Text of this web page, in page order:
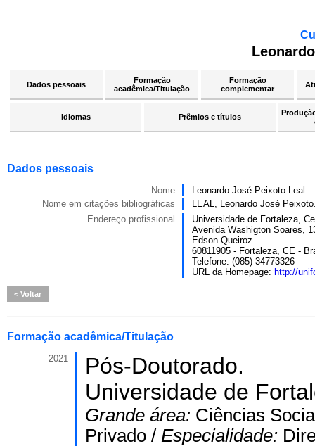
Dados pessoais
Formação
acadêmica/Titulação
Formação
complementar
Idiomas Prêmios e títulos
Dados pessoais
Nome
Leonardo José Peixoto Leal
Nome em citações bibliográficas
LEAL, Leonardo José
Endereço profissional
Universidade de Fortaleza,
Avenida Washigton Soares,
Edson Queiroz
60811905 - Fortaleza, CE -
Telefone: (085) 34773326
URL da Homepage: http://
Voltar
Formação acadêmica/Titulação
2021
Pós-Doutorado.
Universidade de
Grande área: Ciências
Privado / Especialidade: